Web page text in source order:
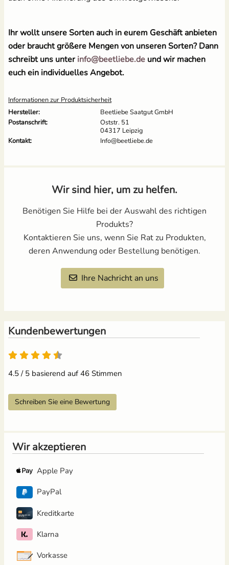
Ihr wollt unsere Sorten auch in eurem Geschäft anbieten
oder braucht größere Mengen von unseren Sorten? Dann
schreibt uns unterinfo@beetliebe.de und wir machen
euch ein individuelles Angebot.
Informationen zur Produktsicherheit
Hersteller:
Beetliebe Saatgut GmbH
Postanschrift:
Oststr. 51
04317 Leipzig
Kontakt:
Info@beetliebe.de
Wir sind hier, um zu helfen.
Benötigen Sie Hilfe bei der Auswahl des richtigen
Produkts?
Kontaktieren Sie uns, wenn Sie Rat zu Produkten,
deren Anwendung oder Bestellung benötigen.
Ihre Nachricht an uns
Kundenbewertungen
4.5 / 5 basierend auf 46 Stimmen
Schreiben Sie eine Bewertung
Wir akzeptieren
Apple Pay
PayPal
Kreditkarte
Klarna
Vorkasse